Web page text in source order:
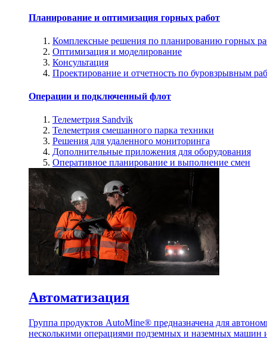
Планирование и оптимизация горных работ
Комплексные решения по планированию горных
Оптимизация и моделирование
Консультация
Проектирование и отчетность по буровзрывным
Операции и подключенный флот
Телеметрия Sandvik
Телеметрия смешанного парка техники
Решения для удаленного мониторинга
Дополнительные приложения для оборудования
Оперативное планирование и выполнение смен
Автоматизация
Группа продуктов AutoMine® предназначена для
несколькими операциями подземных и наземных машин